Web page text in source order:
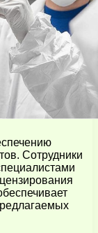
Сотрудники